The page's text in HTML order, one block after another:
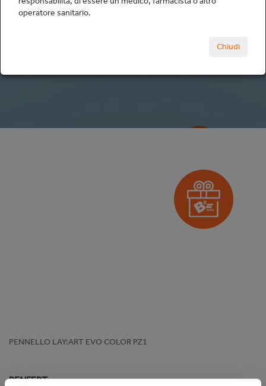
PENNELLO LAY:ART EVO COLOR PZ1
RENFERT
operatore sanitario.
Chiudi